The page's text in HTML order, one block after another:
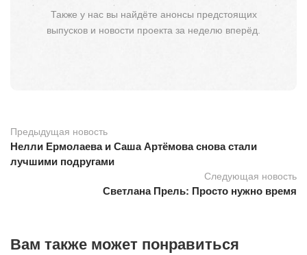
Также у нас вы найдёте анонсы предстоящих
выпусков и новости проекта за неделю вперёд.
Предыдущая новость
Нелли Ермолаева и Саша Артёмова снова стали
лучшими подругами
Следующая новость
Светлана Прель: Просто нужно время
Вам также может понравиться